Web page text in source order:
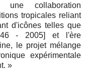
une collaboration
tropicales reliant
d'icônes telles que
- 2005] et l'ère
le projet mélange
expérimentale
»